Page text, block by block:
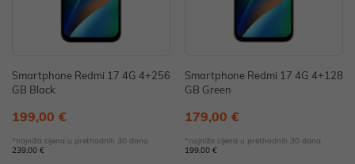
Smartphone Redmi 17 4G 4+256
GB Black
199,00 €
*najniža cijena u prethodnih 30 dana
239,00 €
Smartphone Redmi 17 4G 4+128
GB Green
179,00 €
*najniža cijena u prethodnih 30 dana
199,00 €